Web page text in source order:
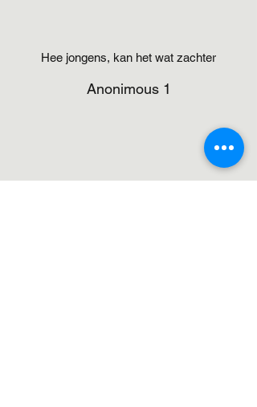
Hee jongens, kan het wat zachter
Anonimous 1